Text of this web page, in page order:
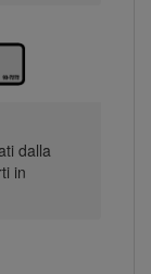
dalla
in